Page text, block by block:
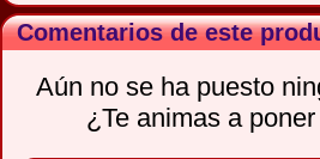
Comentarios de este
Aún no se ha puesto
¿Te animas a